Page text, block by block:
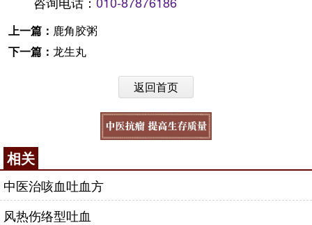
上一篇： 鹿角胶粥
下一篇： 龙生丸
返回首页
相关
中医治咳血吐血方
风热伤络型吐血